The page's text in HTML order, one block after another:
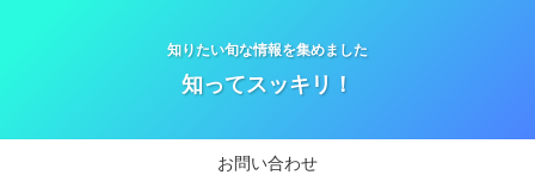
知りたい旬な情報を集めました
知ってスッキリ！
お問い合わせ